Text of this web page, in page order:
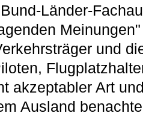
Länder-
und
akzeptabler Art
Ausland